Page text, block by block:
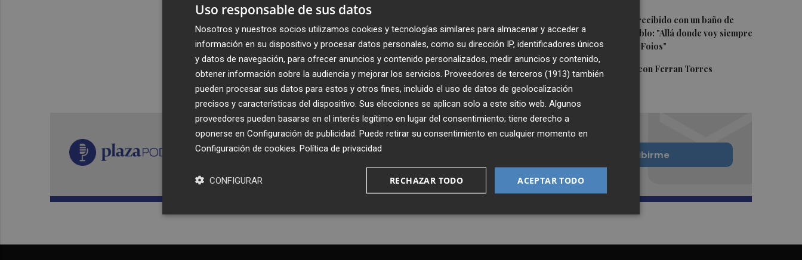
Ferran Torres, recibido con un baño de
masas en su pueblo: "Allá donde voy siempre
digo que soy de Foios"
5 Foios se vuelca con Ferran Torres
Recibe toda la actualidad de
Plaza Podcast en tu correo
Quiero suscribirme
Uso responsable de sus datos
Nosotros y nuestros socios utilizamos cookies y tecnologías similares para almacenar y acceder a
información en su dispositivo y procesar datos personales, como su dirección IP, identificadores únicos
y datos de navegación, para ofrecer anuncios y contenido personalizados, medir anuncios y contenido,
obtener información sobre la audiencia y mejorar los servicios. Proveedores de terceros (1913) también
pueden procesar sus datos para estos y otros fines, incluido el uso de datos de geolocalización
precisos y características del dispositivo. Sus elecciones se aplican solo a este sitio web. Algunos
proveedores pueden basarse en el interés legítimo en lugar del consentimiento; tiene derecho a
oponerse en Configuración de publicidad . Puede retirar su consentimiento en cualquier momento en
Configuración de cookies Política de privacidad
ACEPTAR TODO
RECHAZAR TODO
CONFIGURAR